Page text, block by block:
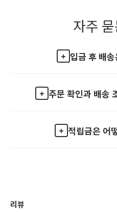
자주
입금 후 배
주문 확인과 배송
적립금은 어
리뷰